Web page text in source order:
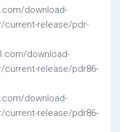
download-
release/pdr-
download-
release/pdr86-
download-
release/pdr86-